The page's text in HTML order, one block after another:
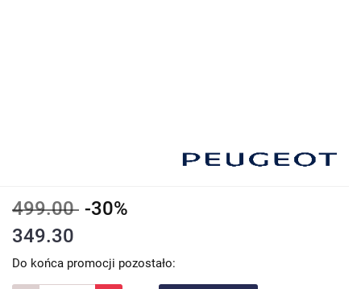
499.00 -30%
349.30
Do końca promocji pozostało: